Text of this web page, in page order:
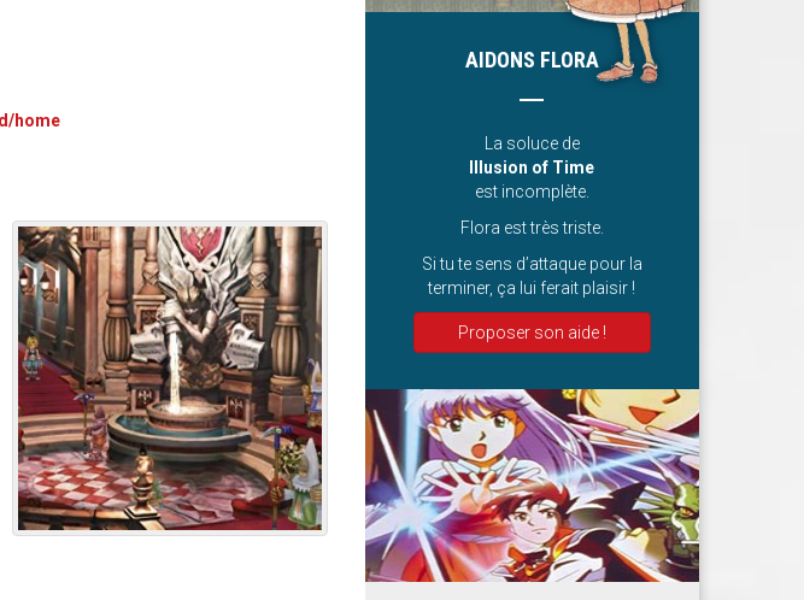
home
MOGURI_DEMO_3.JPG
AIDONS FLORA
La soluce de
Illusion of Time
est incomplète.
Flora est très triste.
Si tu te sens d’attaque pour la
terminer, ça lui ferait plaisir !
Proposer son aide !